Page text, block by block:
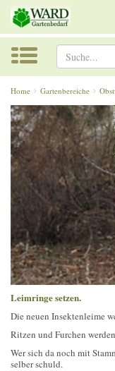
Home Gartenbereiche
Leimringe setzen.
Die neuen Insektenleime
Ritzen und Furchen
Wer sich da noch mit
selber schuld.